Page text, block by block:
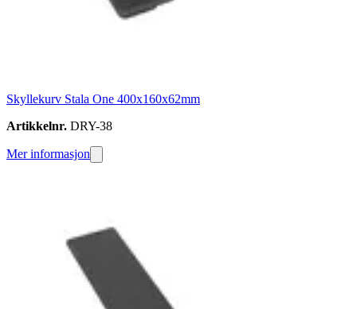
Skyllekurv Stala One 400x160x62mm
Artikkelnr. DRY-38
Mer informasjon